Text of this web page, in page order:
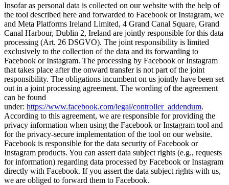
Insofar as personal data is collected on our website with the help of
the tool described here and forwarded to Facebook or Instagram, we
and Meta Platforms Ireland Limited, 4 Grand Canal Square, Grand
Canal Harbour, Dublin 2, Ireland are jointly responsible for this data
processing (Art. 26 DSGVO). The joint responsibility is limited
exclusively to the collection of the data and its forwarding to
Facebook or Instagram. The processing by Facebook or Instagram
that takes place after the onward transfer is not part of the joint
responsibility. The obligations incumbent on us jointly have been set
out in a joint processing agreement. The wording of the agreement
can be found
under: https://www.facebook.com/legal/controller_addendum.
According to this agreement, we are responsible for providing the
privacy information when using the Facebook or Instagram tool and
for the privacy-secure implementation of the tool on our website.
Facebook is responsible for the data security of Facebook or
Instagram products. You can assert data subject rights (e.g., requests
for information) regarding data processed by Facebook or Instagram
directly with Facebook. If you assert the data subject rights with us,
we are obliged to forward them to Facebook.